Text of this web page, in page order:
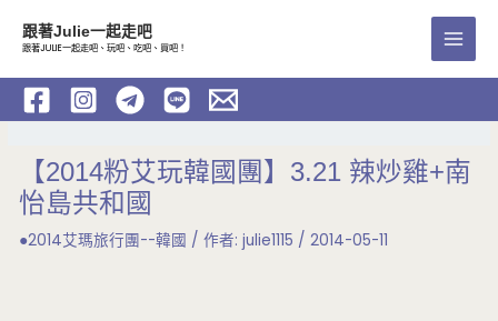
內
跟著Julie一起走吧
跟著JULIE一起走吧、玩吧、吃吧、買吧！
Main
【2014粉艾玩韓國團】3.21 辣炒雞+南
怡島共和國
●2014艾瑪旅行團--韓國 / 作者:julie1115 /2014-05-11